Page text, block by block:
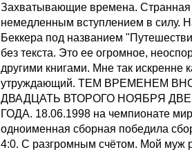
Захватывающие времена. Странная
немедленным вступлением в силу.
Беккера под названием
без текста. Это ее огромное,
другими книгами. Мне так искренне
утруждающий. ТЕМ ВРЕМЕНЕМ
ДВАДЦАТЬ ВТОРОГО НОЯБРЯ
ГОДА. 18.06.1998 на чемпионате
одноименная сборная победила
4:0. С разгромным счётом. Мой муж